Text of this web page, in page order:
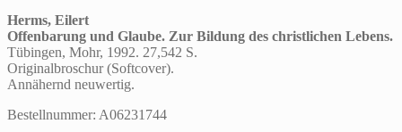
Herms, Eilert
Offenbarung und Glaube. Zur Bildung des christlichen Lebens.
Tübingen, Mohr, 1992. 27,542 S.
Originalbroschur (Softcover).
Annähernd neuwertig.
Bestellnummer: A06231744